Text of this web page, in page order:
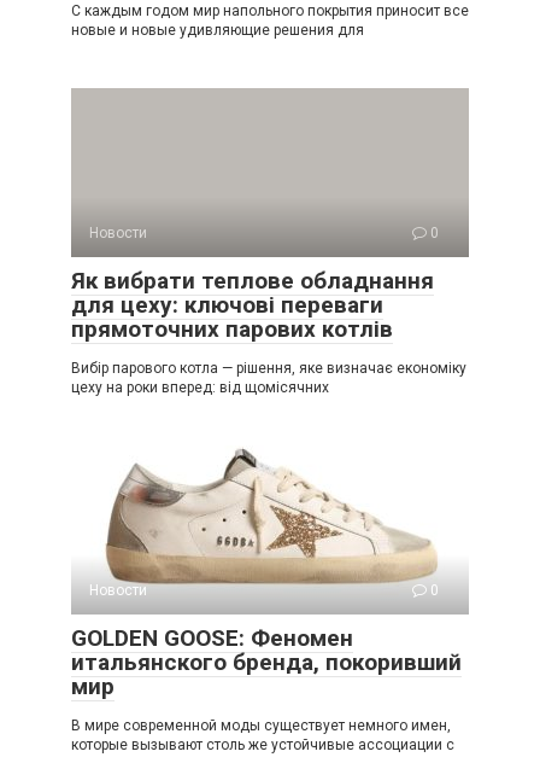
С каждым годом мир напольного покрытия приносит все
новые и новые удивляющие решения для
Новости 0
Як вибрати теплове обладнання
для цеху: ключові переваги
прямоточних парових котлів
Вибір парового котла — рішення, яке визначає економіку
цеху на роки вперед: від щомісячних
Новости 0
GOLDEN GOOSE: Феномен
итальянского бренда, покоривший
мир
В мире современной моды существует немного имен,
которые вызывают столь же устойчивые ассоциации с